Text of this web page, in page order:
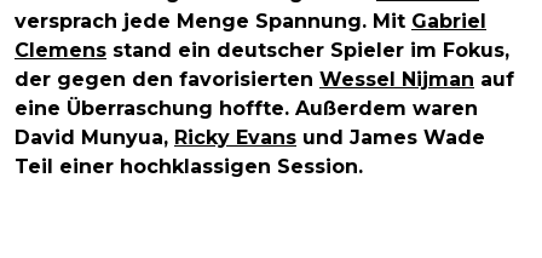
versprach jede Menge Spannung. Mit Gabriel
Clemens stand ein deutscher Spieler im Fokus,
der gegen den favorisierten Wessel Nijman auf
eine Überraschung hoffte. Außerdem waren
David Munyua, Ricky Evans und James Wade
Teil einer hochklassigen Session.